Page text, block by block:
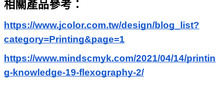
相關產品參考：
https://www.jcolor.com.tw/design/blog_list?
category=Printing&page=1
https://www.mindscmyk.com/2021/04/14/printin
g-knowledge-19-flexography-2/